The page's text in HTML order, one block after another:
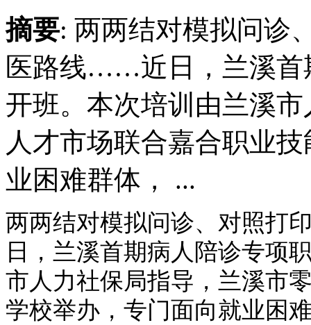
摘要: 两两结对模拟问诊
医路线……近日，兰溪首
开班。本次培训由兰溪
人才市场联合嘉合职业
业困难群体， ...
两两结对模拟问诊、对照打
日，兰溪首期病人陪诊专项
市人力社保局指导，兰溪市
学校举办，专门面向就业困